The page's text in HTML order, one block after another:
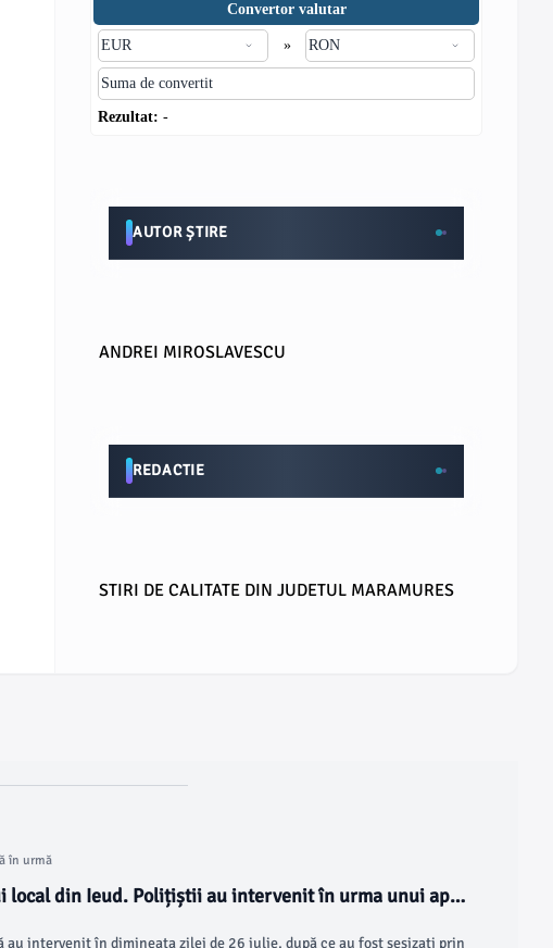
Convertor valutar
»
Rezultat: -
AUTOR ȘTIRE
ANDREI MIROSLAVESCU
REDACTIE
STIRI DE CALITATE DIN JUDETUL MARAMURES
în urmă
local din Ieud. Polițiștii au intervenit în urma unui apel
au intervenit în dimineața zilei de 26 iulie, după ce au fost sesizați prin